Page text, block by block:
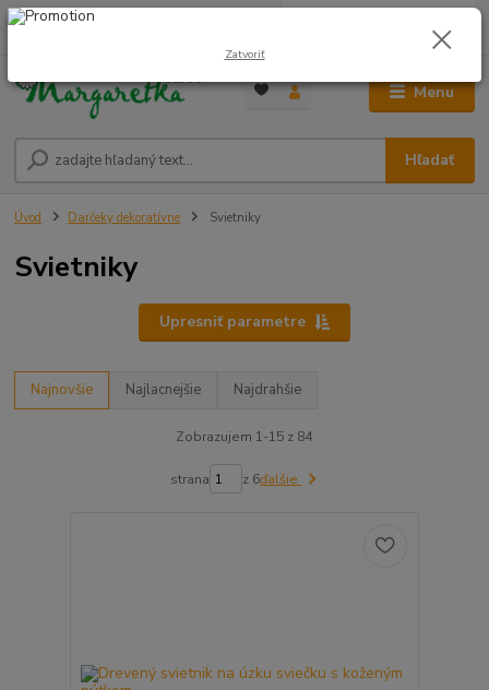
Menu
Hľadať
0948 236 042
0,00 €
Úvod Darčeky dekoratívne Svietniky
Svietniky
Upresniť parametre
Najnovšie Najlacnejšie Najdrahšie
Zobrazujem 1-15 z 84
strana z 6ďalšie
Zatvoriť